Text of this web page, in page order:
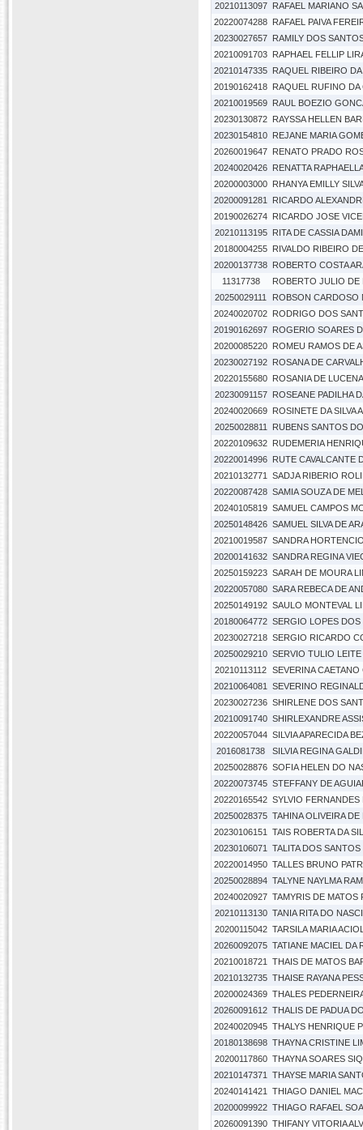
20210113097
RAFAEL MARIANO
20220074288 RAFAEL PAIVA
20230027657 RAMILY DOS
20210091703 RAPHAEL FELLIP
20210147335 RAQUEL RIBEIRO DA
20190162418 RAQUEL RUFINO
20210019569 RAUL BOEZIO
20230130872 RAYSSA HELLEN
20230154810 REJANE MARIA
20260019647 RENATO PRADO
20240020426 RENATTA
20200003000 RHANYA EMILLY
20200091281
RICARDO
20190026274 RICARDO JOSE
20210113195
RITA DE CASSIA
20180004255 RIVALDO RIBEIRO
20200137738 ROBERTO COSTA
11317738
ROBERTO JULIO DE
20250029111
ROBSON CARDOSO
20240020702 RODRIGO DOS
20190162697 ROGERIO SOARES
20200085220 ROMEU RAMOS DE
20230027192 ROSANA DE
20220155680 ROSANIA DE
20230091157
ROSEANE PADILHA
20240020669 ROSINETE DA SILVA
20250028811
RUBENS SANTOS
20220109632 RUDEMERIA
20220014996 RUTE CAVALCANTE
20210132771
SADJA RIBERIO
20220087428 SAMIA SOUZA DE
20240105819 SAMUEL CAMPOS
20250148426 SAMUEL SILVA DE
20210019587 SANDRA
20200141632 SANDRA REGINA
20250159223 SARAH DE MOURA
20220057080 SARA REBECA DE
20250149192 SAULO MONTEVAL
20180064772 SERGIO LOPES DOS
20230027218 SERGIO RICARDO
20250029210 SERVIO TULIO
20210113112 SEVERINA CAETANO
20210064081
SEVERINO
20230027236 SHIRLENE DOS
20210091740 SHIRLEXANDRE
20220057044 SILVIA APARECIDA
2016081738
SILVIA REGINA
20250028876 SOFIA HELEN DO
20220073745 STEFFANY DE
20220165542 SYLVIO FERNANDES
20250028375 TAHINA OLIVEIRA
20230106151
TAIS ROBERTA DA
20230106071
TALITA DOS SANTOS
20220014950 TALLES BRUNO
20250028894 TALYNE NAYLMA
20240020927 TAMYRIS DE MATOS
20210113130 TANIA RITA DO
20200115042 TARSILA MARIA
20260092075 TATIANE MACIEL DA
20210018721
THAIS DE MATOS
20210132735 THAISE RAYANA
20200024369 THALES
20260091612 THALIS DE PADUA
20240020945 THALYS HENRIQUE
20180138698 THAYNA CRISTINE
20200117860 THAYNA SOARES
20210147371
THAYSE MARIA
20240141421
THIAGO DANIEL
20200099922 THIAGO RAFAEL
20260091390 THIFANY VITORIA